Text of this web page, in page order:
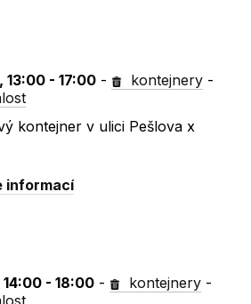
13:00 - 17:00 - kontejnery -
kontejner v ulici Pešlova x
informací
- 18:00 - kontejnery -